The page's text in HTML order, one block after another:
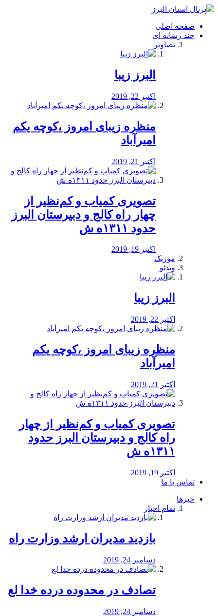
فصد
شرق
تهران
خشکشویی
صفحه اصلی
چند رسانه ای
تصاویر
البرز زیبا
اکتبر 22, 2019
منظره‌‌ زیبای امروز ،کوچه یکم
امیرآباد
اکتبر 21, 2019
️تصویری کمیاب و کم‌نظیر از
چهار راه كالج و دبيرستان البرز
حدود ۱۳۱۱ه ش
اکتبر 19, 2019
موزیک
ویدئو
البرز زیبا
اکتبر 22, 2019
منظره‌‌ زیبای امروز ،کوچه یکم
امیرآباد
اکتبر 21, 2019
️تصویری کمیاب و کم‌نظیر از چهار
راه كالج و دبيرستان البرز حدود
۱۳۱۱ه ش
اکتبر 19, 2019
تماس با ما
خبرها
تمام اخبار
بازدید مدیران ارشد وزارت راه
دسامبر 24, 2019
تصادف در محدوده درده خدا لع
دسامبر 24, 2019